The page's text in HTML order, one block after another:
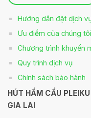
Hướng dẫn đặt dịch
Ưu điểm của chúng tôi
Chương trình khuyến
Quy trình dịch vụ
Chính sách bảo hành
HÚT HẦM CẦU
GIA LAI